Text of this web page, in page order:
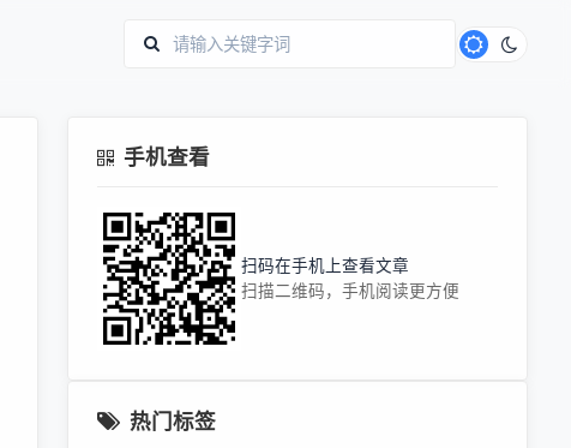
手机查看
扫码在手机上查看文章
扫描二维码，手机阅读更方便
热门标签